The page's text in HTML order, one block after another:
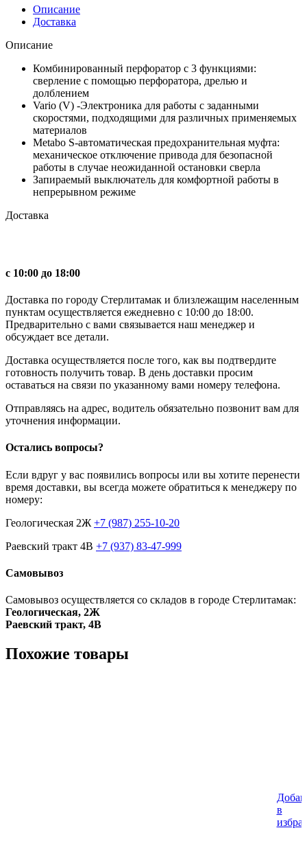
Описание
Доставка
Описание
Комбинированный перфоратор с 3 функциями:
сверление с помощью перфоратора, дрелью и
долблением
Vario (V) -Электроника для работы с заданными
скоростями, подходящими для различных применяемых
материалов
Metabo S-автоматическая предохранительная муфта:
механическое отключение привода для безопасной
работы в случае неожиданной остановки сверла
Запираемый выключатель для комфортной работы в
непрерывном режиме
Доставка
с 10:00 до 18:00
Доставка по городу Стерлитамак и близлежащим населенным
пунктам осуществляется ежедневно с 10:00 до 18:00.
Предварительно с вами связывается наш менеджер и
обсуждает все детали.
Доставка осуществляется после того, как вы подтвердите
готовность получить товар. В день доставки просим
оставаться на связи по указанному вами номеру телефона.
Отправляясь на адрес, водитель обязательно позвонит вам для
уточнения информации.
Остались вопросы?
Если вдруг у вас появились вопросы или вы хотите перенести
время доставки, вы всегда можете обратиться к менеджеру по
номеру:
Геологическая 2Ж +7 (987) 255-10-20
Раевский тракт 4В +7 (937) 83-47-999
Самовывоз
Самовывоз осуществляется со складов в городе Стерлитамак:
Геологическая, 2Ж
Раевский тракт, 4В
Похожие товары
в